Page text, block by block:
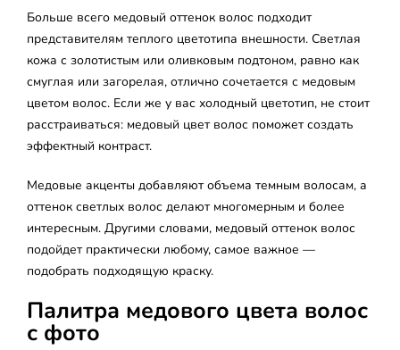
Больше всего медовый оттенок волос подходит
представителям теплого цветотипа внешности. Светлая
кожа с золотистым или оливковым подтоном, равно как
смуглая или загорелая, отлично сочетается с медовым
цветом волос. Если же у вас холодный цветотип, не стоит
расстраиваться: медовый цвет волос поможет создать
эффектный контраст.
Медовые акценты добавляют объема темным волосам, а
оттенок светлых волос делают многомерным и более
интересным. Другими словами, медовый оттенок волос
подойдет практически любому, самое важное —
подобрать подходящую краску.
Палитра медового цвета волос
с фото